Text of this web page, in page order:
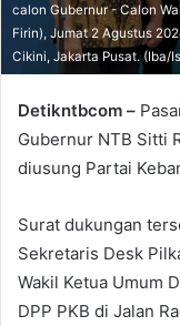
calon Gubernur - Calon
Firin), Jumat 2 Agustus
Cikini, Jakarta Pusat. (Iba/
Detikntbcom –
Gubernur NTB Sitti
diusung Partai
Surat dukungan
Sekretaris Desk
Wakil Ketua Umum
DPP PKB di Jalan